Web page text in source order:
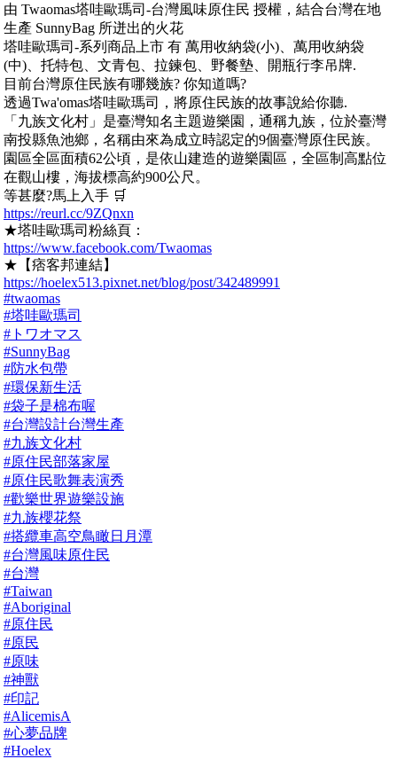
由 Twaomas塔哇歐瑪司-台灣風味原住民 授權，結合台灣在地
生產 SunnyBag 所迸出的火花
塔哇歐瑪司-系列商品上市 有 萬用收納袋(小)、萬用收納袋
(中)、托特包、文青包、拉鍊包、野餐墊、開瓶行李吊牌.
目前台灣原住民族有哪幾族? 你知道嗎?
透過Twa'omas塔哇歐瑪司，將原住民族的故事說給你聽.
「九族文化村」是臺灣知名主題遊樂園，通稱九族，位於臺灣
南投縣魚池鄉，名稱由來為成立時認定的9個臺灣原住民族。
園區全區面積62公頃，是依山建造的遊樂園區，全區制高點位
在觀山樓，海拔標高約900公尺。
等甚麼?馬上入手 🛒
https://reurl.cc/9ZQnxn
★塔哇歐瑪司粉絲頁：
https://www.facebook.com/Twaomas
★【痞客邦連結】
https://hoelex513.pixnet.net/blog/post/342489991
#twaomas
#塔哇歐瑪司
#トワオマス
#SunnyBag
#防水包帶
#環保新生活
#袋子是棉布喔
#台灣設計台灣生產
#九族文化村
#原住民部落家屋
#原住民歌舞表演秀
#歡樂世界遊樂設施
#九族櫻花祭
#搭纜車高空鳥瞰日月潭
#台灣風味原住民
#台灣
#Taiwan
#Aboriginal
#原住民
#原民
#原味
#神獸
#印記
#AlicemisA
#心夢品牌
#Hoelex